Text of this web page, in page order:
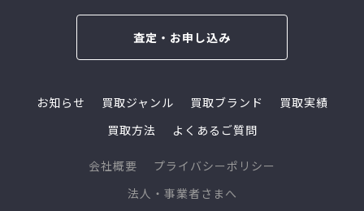
査定・お申し込み
お知らせ 買取ジャンル 買取ブランド
買取実績
買取方法
よくあるご質問
会社概要
プライバシーポリシー
法人・事業者さまへ